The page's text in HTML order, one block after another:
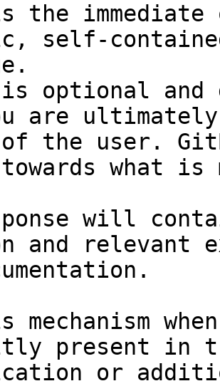
the
self-
optional and
are
of the user.
towards what
will
and relevant
mechanism
present in
or